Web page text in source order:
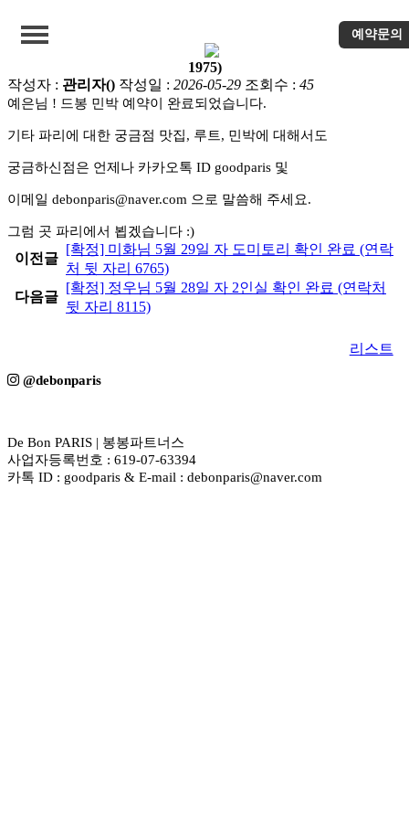
예약문의
장점
역에서 숙소로
[확정] 예은님 5월 29일 자 도미토리 확인 완료 (연락처 뒷 자리
1975)
작성자 : 관리자() 작성일 : 2026-05-29 조회수 : 45
예은님 ! 드봉 민박 예약이 완료되었습니다.
기타 파리에 대한 궁금점 맛집, 루트, 민박에 대해서도
궁금하신점은 언제나 카카오톡 ID goodparis 및
이메일 debonparis@naver.com 으로 말씀해 주세요.
그럼 곳 파리에서 뵙겠습니다 :)
이전글
[확정] 미화님 5월 29일 자 도미토리 확인 완료 (연락
처 뒷 자리 6765)
다음글
[확정] 정우님 5월 28일 자 2인실 확인 완료 (연락처
뒷 자리 8115)
리스트
@debonparis
De Bon PARIS | 봉봉파트너스
사업자등록번호 : 619-07-63394
카톡 ID : goodparis & E-mail : debonparis@naver.com